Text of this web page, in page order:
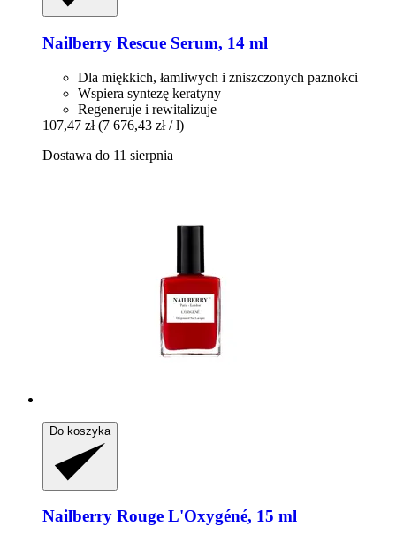
Nailberry Rescue Serum, 14 ml
Dla miękkich, łamliwych i zniszczonych paznokci
Wspiera syntezę keratyny
Regeneruje i rewitalizuje
107,47 zł (7 676,43 zł / l)
Dostawa do 11 sierpnia
Do koszyka
Nailberry Rouge L'Oxygéné, 15 ml